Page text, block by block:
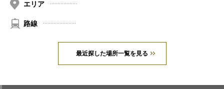
エリア
路線
最近探した場所一覧を見る